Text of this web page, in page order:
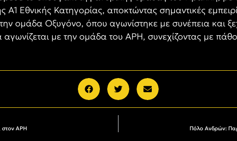
Εθνικής Κατηγορίας, αποκτώντας σημαντικές
ομάδα Οξυγόνο, όπου αγωνίστηκε με συνέπεια και
με την ομάδα του ΑΡΗ, συνεχίζοντας με
στον ΑΡΗ Πόλο Ανδρών: